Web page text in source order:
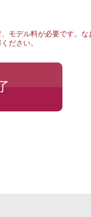
モデル料が必要です。な
ださい。